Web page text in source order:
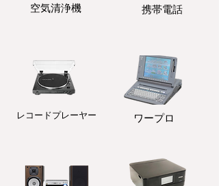
​空気清浄機 携帯電話
レコードプレーヤー ワープロ